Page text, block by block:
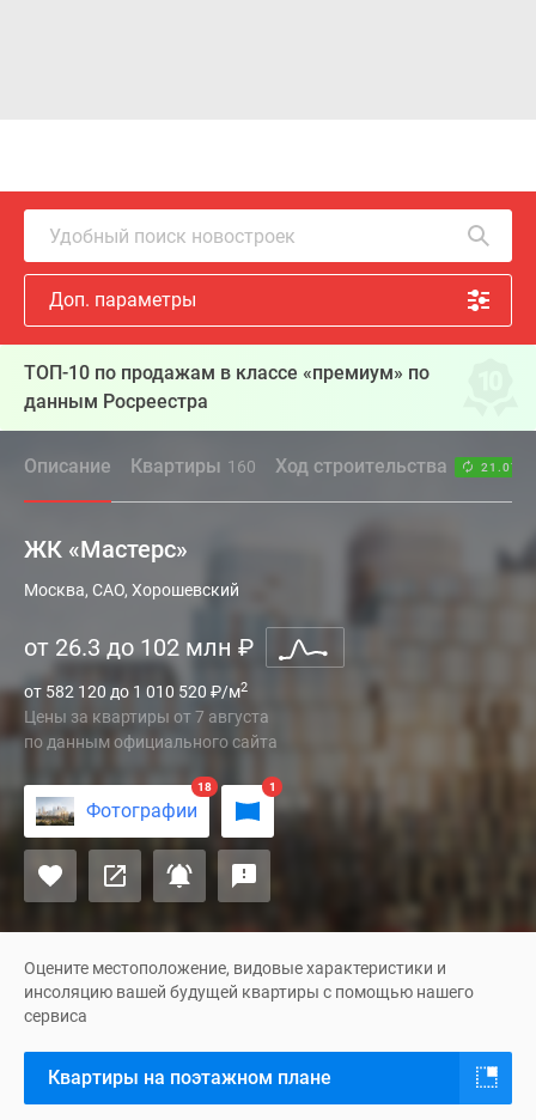
Удобный поиск новостроек
Доп. параметры
ТОП-10 по продажам в классе «премиум» по
данным Росреестра
Описание Квартиры 160 Ход строительства
ЖК «Мастерс»
Жилой
премиум-
класса
«Мастерс»
–
новый
проект
от
компании
Capital
Group,
который
построят
в
тихой
озелененной
части
Москва, САО, Хорошевский
от 26.3 до 102 млн ₽
от 582 120 до 1 010 520 ₽/м2
Цены за квартиры от7 августа
по данным официального сайта
Фотографии
18 1
Оцените местоположение, видовые характеристики и
инсоляцию вашей будущей квартиры с помощью нашего
сервиса
Квартиры на поэтажном плане